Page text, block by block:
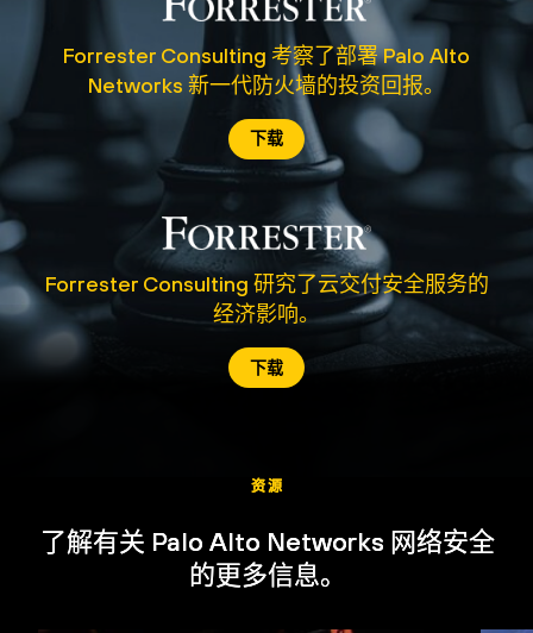
Forrester Consulting 考察了部署 Palo Alto
Networks 新一代防火墙的投资回报。
下载
Forrester Consulting 研究了云交付安全服务的
经济影响。
下载
资源
了解有关 Palo Alto Networks 网络安全
的更多信息。